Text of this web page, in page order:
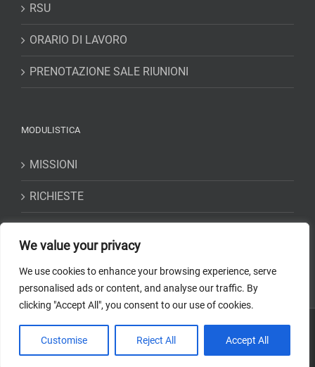
We value your privacy
We use cookies to enhance your browsing experience, serve
personalised ads or content, and analyse our traffic. By
clicking "Accept All", you consent to our use of cookies.
Customise Reject All Accept All
RSU
ORARIO DI LAVORO
PRENOTAZIONE SALE RIUNIONI
MODULISTICA
MISSIONI
RICHIESTE
Copyright 2018-2023 Osservatorio Astrofisico di Torino -INAF| Tutti i
diritti riservati | Codice Fiscale: 97220210583 | Web solution: EFFETTI
STUDIO